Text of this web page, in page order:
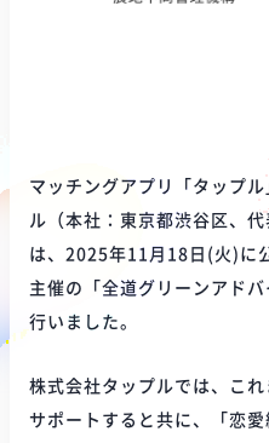
マッチングアプリ「タップ
ル（本社：東京都渋谷区、
は、2025年11月18日(火)に
主催の「全道グリーンアド
行いました。
株式会社タップルでは、こ
サポートすると共に、「恋